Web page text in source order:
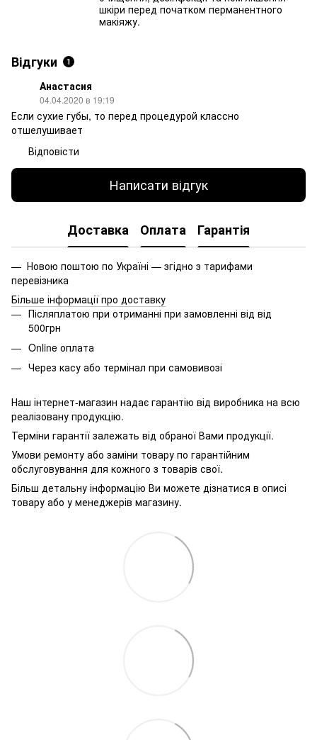
шкіри перед початком перманентного
макіяжу.
Відгуки 1
Анастасия
04.04.2020 в 19:19
Если сухие губы, то перед процедурой классно
отшелушивает
Відповісти
Написати відгук
Доставка Оплата Гарантія
— Новою поштою по Україні — згідно з тарифами
перевізника
Більше інформації про доставку
Післяплатою при отриманні при замовленні від від
500грн
Online оплата
Через касу або термінал при самовивозі
Наш інтернет-магазин надає гарантію від виробника на всю
реалізовану продукцію.
Терміни гарантії залежать від обраної Вами продукції.
Умови ремонту або заміни товару по гарантійним
обслуговування для кожного з товарів свої.
Більш детальну інформацію Ви можете дізнатися в описі
товару або у менеджерів магазину.